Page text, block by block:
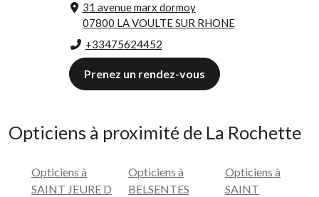
31 avenue marx dormoy
07800 LA VOULTE SUR RHONE
+33475624452
Prenez un rendez-vous
Opticiens à proximité de La Rochette
Opticiens à
SAINT JEURE D
Opticiens à
BELSENTES
Opticiens à
SAINT